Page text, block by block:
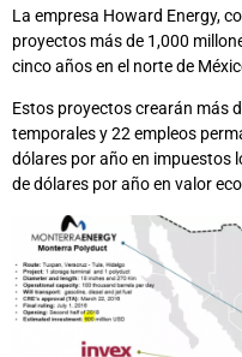
La empresa Howard Energy,
proyectos más de 1,000
cinco años en el norte de
Estos proyectos crearán más
temporales y 22 empleos
dólares por año en impuestos
de dólares por año en valor